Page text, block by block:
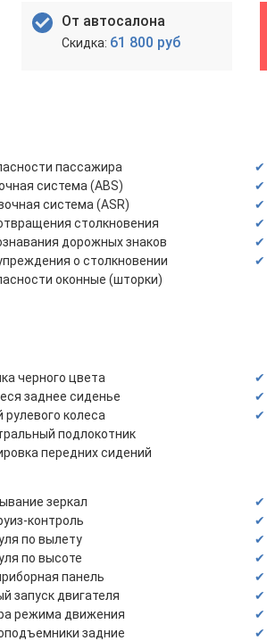
От автосалона
61 800 руб
пассажира
система (ABS)
система (ASR)
столкновения
дорожных знаков
о столкновении
оконные (шторки)
черного цвета
заднее сиденье
колеса
подлокотник
передних сидений
зеркал
контроль
по вылету
по высоте
панель
запуск двигателя
режима движения
задние